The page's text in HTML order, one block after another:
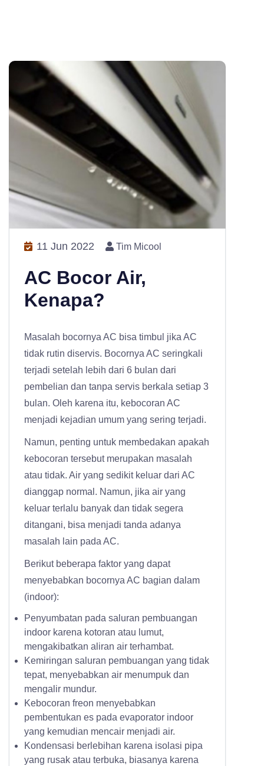
11 Jun 2022 Tim Micool
AC Bocor Air,
Kenapa?
Masalah bocornya AC bisa timbul jika AC
tidak rutin diservis. Bocornya AC seringkali
terjadi setelah lebih dari 6 bulan dari
pembelian dan tanpa servis berkala setiap 3
bulan. Oleh karena itu, kebocoran AC
menjadi kejadian umum yang sering terjadi.
Namun, penting untuk membedakan apakah
kebocoran tersebut merupakan masalah
atau tidak. Air yang sedikit keluar dari AC
dianggap normal. Namun, jika air yang
keluar terlalu banyak dan tidak segera
ditangani, bisa menjadi tanda adanya
masalah lain pada AC.
Berikut beberapa faktor yang dapat
menyebabkan bocornya AC bagian dalam
(indoor):
Penyumbatan pada saluran pembuangan
indoor karena kotoran atau lumut,
mengakibatkan aliran air terhambat.
Kemiringan saluran pembuangan yang tidak
tepat, menyebabkan air menumpuk dan
mengalir mundur.
Kebocoran freon menyebabkan
pembentukan es pada evaporator indoor
yang kemudian mencair menjadi air.
Kondensasi berlebihan karena isolasi pipa
yang rusak atau terbuka, biasanya karena